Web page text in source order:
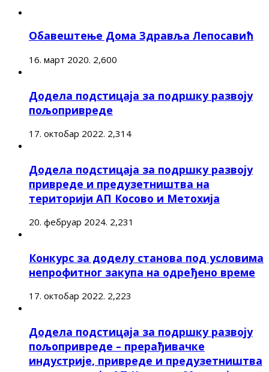
Обавештење Дома Здравља Лепосавић
16. март 2020. 2,600
Додела подстицаја за подршку развоју
пољопривреде
17. октобар 2022. 2,314
Додела подстицаја за подршку развоју
привреде и предузетништва на
територији АП Косово и Метохија
20. фебруар 2024. 2,231
Конкурс за доделу станова под условима
непрофитног закупа на одређено време
17. октобар 2022. 2,223
Додела подстицаја за подршку развоју
пољопривреде – прерађивачке
индустрије, привреде и предузетништва